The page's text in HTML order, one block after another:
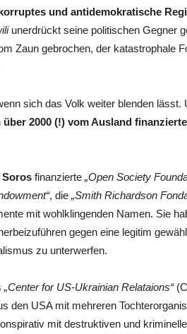
und antidemokratische
unerdrückt seine politischen Gegner
Zaun gebrochen, der katastrophale
sich das Volk weiter blenden lässt.
über 2000 (!) vom Ausland finanzierte
Soros finanzierte „Open Society
, die „Smith Richardson
mit wohlklingenden Namen. Sie
gegen eine legitim
zu unterwerfen.
„Center for US-Ukrainian Relataions“
den USA mit mehreren
mit destruktiven und